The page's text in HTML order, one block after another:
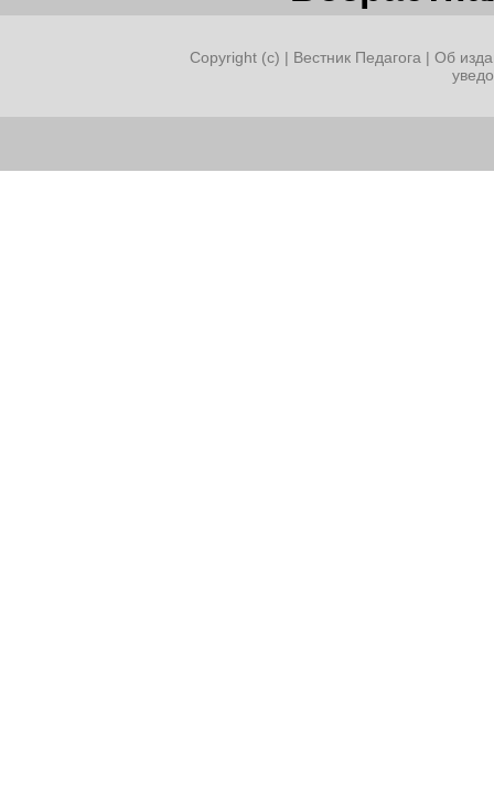
Copyright (c) | Вестник Педагога | Об